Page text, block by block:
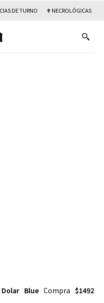
DE TURNO ✟ NECROLÓGICAS
Dolar BlueCompra $1492